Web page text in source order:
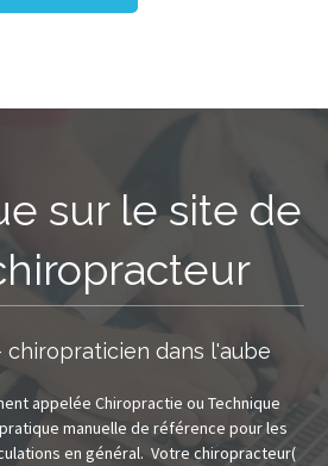
sur le site de
dans l'aube
appelée Chiropractie ou Technique
manuelle de référence pour les
en général. Votre chiropracteur(